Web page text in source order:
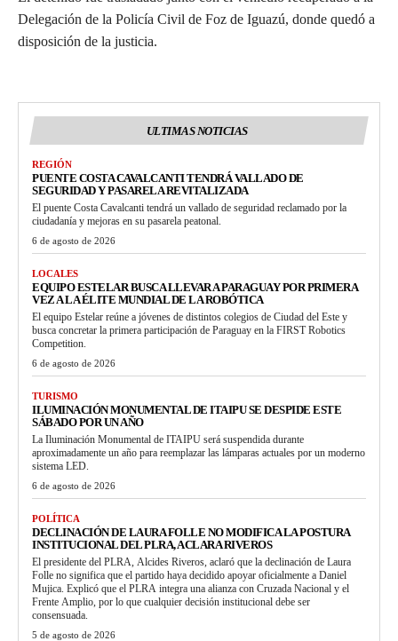
Delegación de la Policía Civil de Foz de Iguazú, donde quedó a
disposición de la justicia.
ULTIMAS NOTICIAS
REGIÓN
PUENTE COSTA CAVALCANTI TENDRÁ VALLADO DE
SEGURIDAD Y PASARELA REVITALIZADA
El puente Costa Cavalcanti tendrá un vallado de seguridad reclamado por la
ciudadanía y mejoras en su pasarela peatonal.
6 de agosto de 2026
LOCALES
EQUIPO ESTELAR BUSCA LLEVAR A PARAGUAY POR PRIMERA
VEZ A LA ÉLITE MUNDIAL DE LA ROBÓTICA
El equipo Estelar reúne a jóvenes de distintos colegios de Ciudad del Este y
busca concretar la primera participación de Paraguay en la FIRST Robotics
Competition.
6 de agosto de 2026
TURISMO
ILUMINACIÓN MONUMENTAL DE ITAIPU SE DESPIDE ESTE
SÁBADO POR UN AÑO
La Iluminación Monumental de ITAIPU será suspendida durante
aproximadamente un año para reemplazar las lámparas actuales por un moderno
sistema LED.
6 de agosto de 2026
POLÍTICA
DECLINACIÓN DE LAURA FOLLE NO MODIFICA LA POSTURA
INSTITUCIONAL DEL PLRA, ACLARA RIVEROS
El presidente del PLRA, Alcides Riveros, aclaró que la declinación de Laura
Folle no significa que el partido haya decidido apoyar oficialmente a Daniel
Mujica. Explicó que el PLRA integra una alianza con Cruzada Nacional y el
Frente Amplio, por lo que cualquier decisión institucional debe ser
consensuada.
5 de agosto de 2026